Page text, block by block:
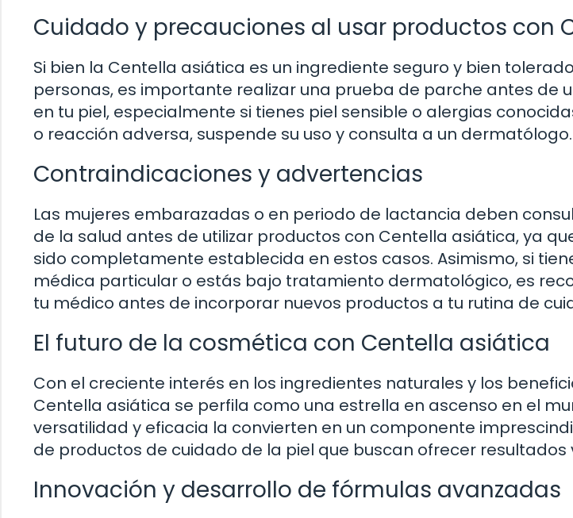
Cuidado y precauciones al usar productos con
Si bien la Centella asiática es un ingrediente seguro y bien
personas, es importante realizar una prueba de parche antes de
en tu piel, especialmente si tienes piel sensible o alergias
o reacción adversa, suspende su uso y consulta a un dermatólogo.
Contraindicaciones y advertencias
Las mujeres embarazadas o en periodo de lactancia deben
de la salud antes de utilizar productos con Centella asiática, ya
sido completamente establecida en estos casos. Asimismo, si
médica particular o estás bajo tratamiento dermatológico, es
tu médico antes de incorporar nuevos productos a tu rutina de
El futuro de la cosmética con Centella asiática
Con el creciente interés en los ingredientes naturales y los
Centella asiática se perfila como una estrella en ascenso en el
versatilidad y eficacia la convierten en un componente
de productos de cuidado de la piel que buscan ofrecer resultados
Innovación y desarrollo de fórmulas avanzadas